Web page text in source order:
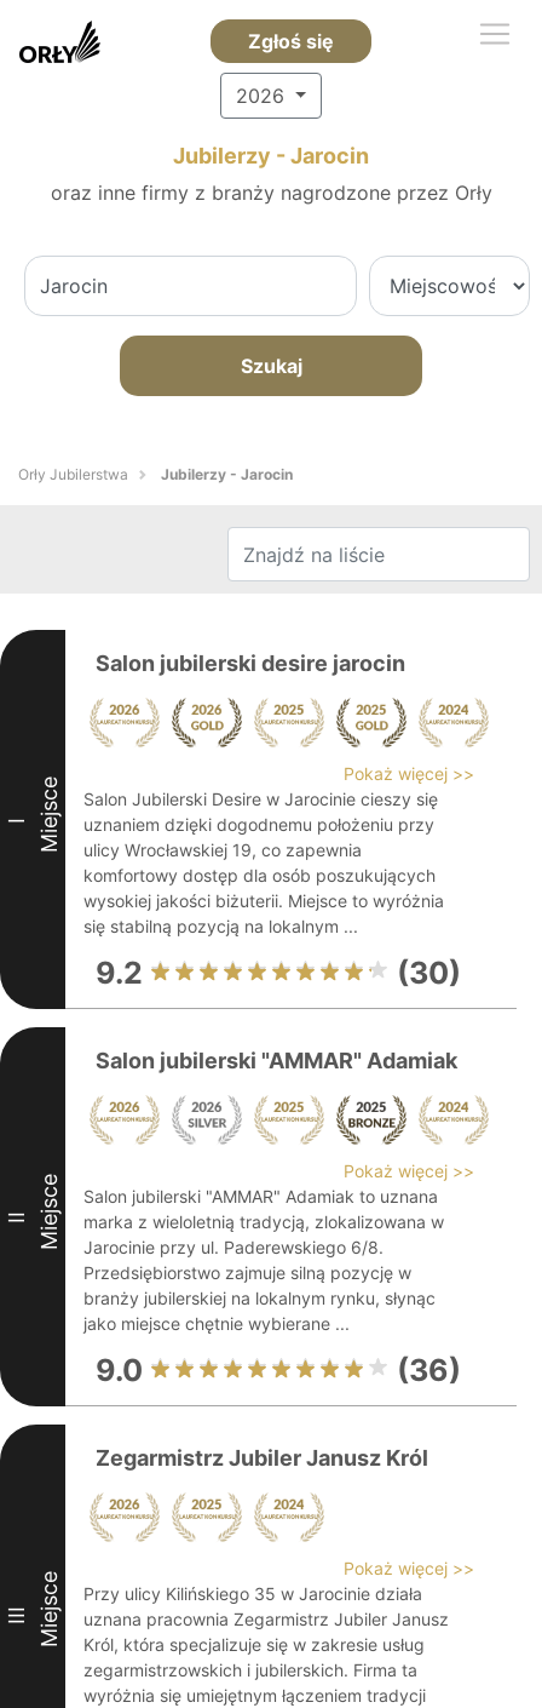
Zgłoś się
2026
Jubilerzy - Jarocin
oraz inne firmy z branży nagrodzone przez Orły
Szukaj
Orły Jubilerstwa Jubilerzy - Jarocin
I Miejsce
Salon jubilerski desire jarocin
Pokaż więcej >>
Salon Jubilerski Desire w Jarocinie cieszy się
uznaniem dzięki dogodnemu położeniu przy
ulicy Wrocławskiej 19, co zapewnia
komfortowy dostęp dla osób poszukujących
wysokiej jakości biżuterii. Miejsce to wyróżnia
się stabilną pozycją na lokalnym ...
9.2 (30)
II Miejsce
Salon jubilerski "AMMAR" Adamiak
Pokaż więcej >>
Salon jubilerski "AMMAR" Adamiak to uznana
marka z wieloletnią tradycją, zlokalizowana w
Jarocinie przy ul. Paderewskiego 6/8.
Przedsiębiorstwo zajmuje silną pozycję w
branży jubilerskiej na lokalnym rynku, słynąc
jako miejsce chętnie wybierane ...
9.0 (36)
III Miejsce
Zegarmistrz Jubiler Janusz Król
Pokaż więcej >>
Przy ulicy Kilińskiego 35 w Jarocinie działa
uznana pracownia Zegarmistrz Jubiler Janusz
Król, która specjalizuje się w zakresie usług
zegarmistrzowskich i jubilerskich. Firma ta
wyróżnia się umiejętnym łączeniem tradycji